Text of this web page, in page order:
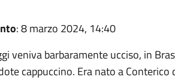
: 8 marzo 2024, 14:40
veniva barbaramente ucciso, in
cappuccino. Era nato a